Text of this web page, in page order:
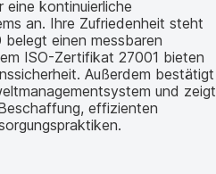
eine kontinuierliche
an. Ihre Zufriedenheit steht
einen messbaren
ISO-Zertifikat 27001 bieten
Außerdem bestätigt
und zeigt
effizienten